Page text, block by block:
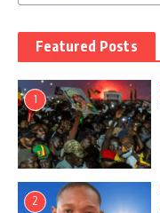
Featured Posts
1
2